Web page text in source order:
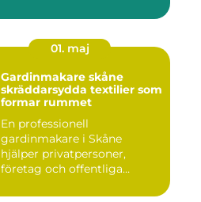
01. maj
Gardinmakare skåne
skräddarsydda textilier som
formar rummet
En professionell
gardinmakare i Skåne
hjälper privatpersoner,
företag och offentliga